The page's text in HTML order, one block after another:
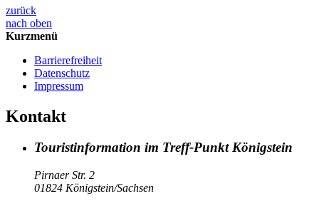
zurück
nach oben
Kurzmenü
Barrierefreiheit
Datenschutz
Impressum
Kontakt
Touristinformation im Treff-Punkt Königstein
Pirnaer Str. 2
01824 Königstein/Sachsen